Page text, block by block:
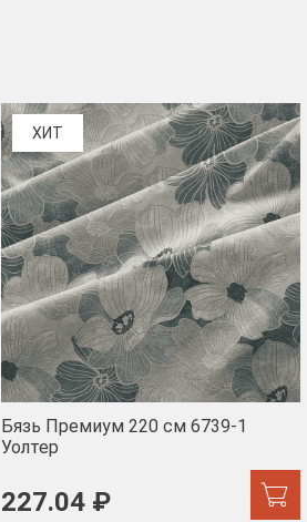
ХИТ
Бязь Премиум 220 см 6739-1
Уолтер
227.04 ₽